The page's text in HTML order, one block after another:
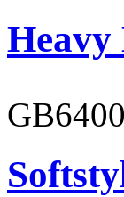
Heavy